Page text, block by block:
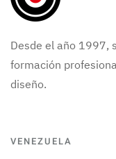
Desde el año 1997,
formación
diseño.
VENEZUELA